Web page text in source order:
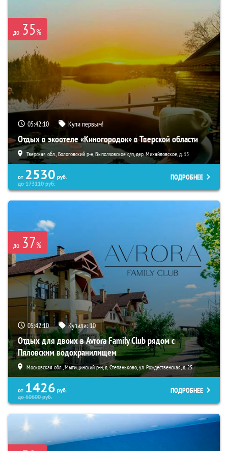
до 35%
05:42:09 Купи первым!
Отдых в экоотеле «Киногородок» в Тверской области
Тверская обл., Бологовский р-н, Выползовское с/п, дер. Михайловское, д. 15
от 2530 руб.
до173110руб.
ПОДРОБНЕЕ
до 37%
05:42:09 Купили:10
Отдых для двоих в Avrora Family Club рядом с
Пяловским водохранилищем
Московская обл., Мытищинский р-н, д. Степаньково, ул. Рождественская, д. 25
от 1426 руб.
до60600руб.
ПОДРОБНЕЕ